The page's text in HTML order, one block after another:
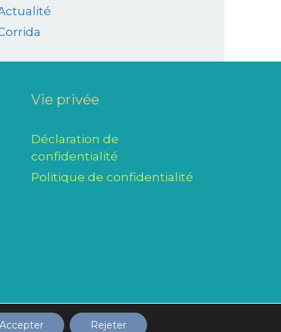
Vie privée
Déclaration de
confidentialité
Politique de confidentialité
Notre-Dame du Bonlieu
Accepter Rejeter